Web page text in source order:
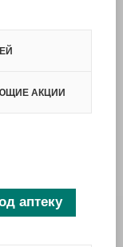
АКЦИИ
аптеку